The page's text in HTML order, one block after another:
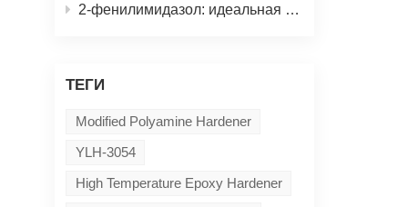
2-фенилимидазол: идеальная добавка для отверждения эпоксидных и порошковых покрытий.
ТЕГИ
Modified Polyamine Hardener
YLH-3054
High Temperature Epoxy Hardener